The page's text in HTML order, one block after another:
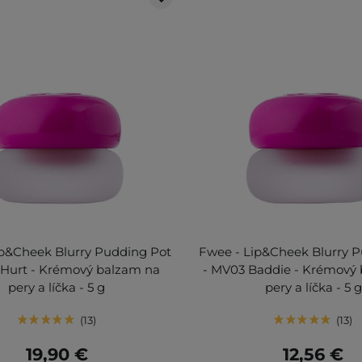
Blurry Pudding Pot
- Krémový balzam na
pery a líčka - 5 g
13
19,90 €
Fwee - Lip&Cheek Blurry
- MV03 Baddie - Krémový
pery a líčka - 5 g
13
12,56 €